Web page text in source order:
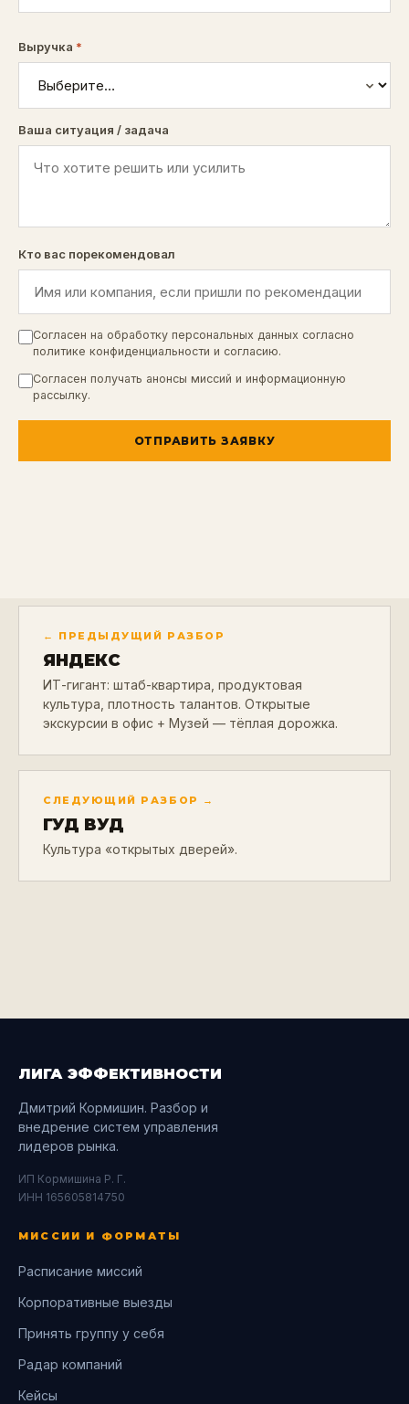
Выручка *
Ваша ситуация / задача
Кто вас порекомендовал
Согласен на обработку персональных данных согласно
политике конфиденциальности и согласию.
Согласен получать анонсы миссий и информационную
рассылку.
ОТПРАВИТЬ ЗАЯВКУ
← ПРЕДЫДУЩИЙ РАЗБОР
ЯНДЕКС
ИТ-гигант: штаб-квартира, продуктовая
культура, плотность талантов. Открытые
экскурсии в офис + Музей — тёплая дорожка.
СЛЕДУЮЩИЙ РАЗБОР →
ГУД ВУД
Культура «открытых дверей».
ЛИГА ЭФФЕКТИВНОСТИ
Дмитрий Кормишин. Разбор и
внедрение систем управления
лидеров рынка.
ИП Кормишина Р. Г.
ИНН 165605814750
МИССИИ И ФОРМАТЫ
Расписание миссий
Корпоративные выезды
Принять группу у себя
Радар компаний
Кейсы